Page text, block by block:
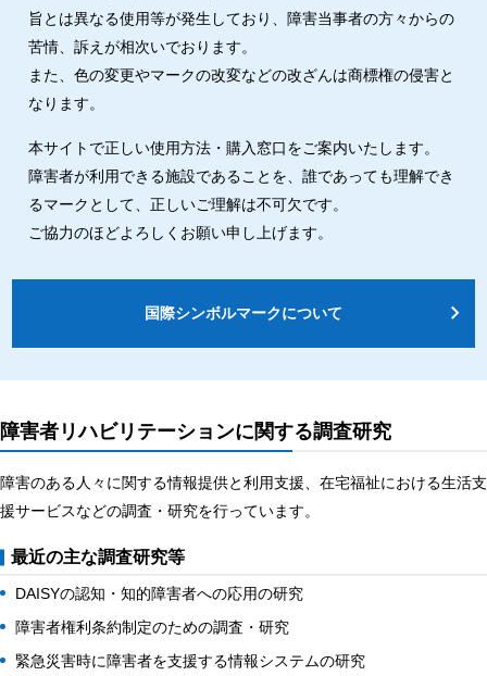
旨とは異なる使用等が発生しており、障害当事者の方々からの
苦情、訴えが相次いでおります。
また、色の変更やマークの改変などの改ざんは商標権の侵害と
なります。
本サイトで正しい使用方法・購入窓口をご案内いたします。
障害者が利用できる施設であることを、誰であっても理解でき
るマークとして、正しいご理解は不可欠です。
ご協力のほどよろしくお願い申し上げます。
国際シンボルマークについて
障害者リハビリテーションに関する調査研究
障害のある人々に関する情報提供と利用支援、在宅福祉における生活支
援サービスなどの調査・研究を行っています。
最近の主な調査研究等
DAISYの認知・知的障害者への応用の研究
障害者権利条約制定のための調査・研究
緊急災害時に障害者を支援する情報システムの研究